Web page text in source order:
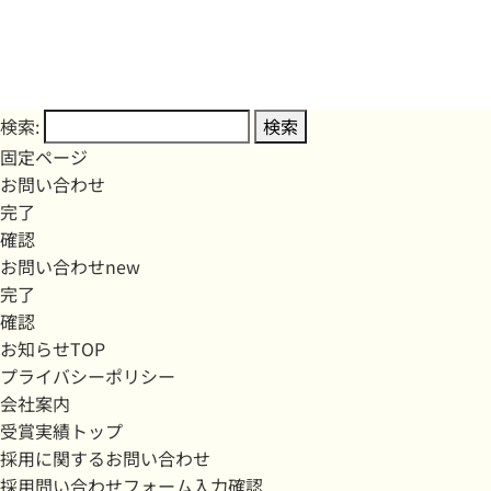
検索:
固定ページ
お問い合わせ
完了
確認
お問い合わせnew
完了
確認
お知らせTOP
プライバシーポリシー
会社案内
受賞実績トップ
採用に関するお問い合わせ
採用問い合わせフォーム入力確認